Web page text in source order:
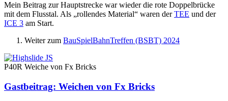
Mein Beitrag zur Hauptstrecke war wieder die rote Doppelbrücke
mit dem Flusstal. Als „rollendes Material“ waren derTEE und der
ICE 3 am Start.
Weiter zum BauSpielBahnTreffen (BSBT) 2024
P40R Weiche von Fx Bricks
Gastbeitrag: Weichen von Fx Bricks